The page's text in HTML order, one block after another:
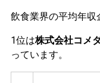
飲食業界の平均年収
1位は株式会社コメ
っています。